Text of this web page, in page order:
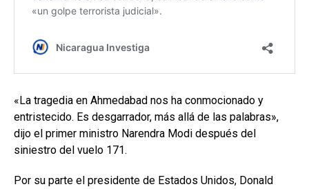
«La tragedia en Ahmedabad nos ha conmocionado y
entristecido. Es desgarrador, más allá de las palabras»,
dijo el primer ministro Narendra Modi después del
siniestro del vuelo 171.
Por su parte el presidente de Estados Unidos, Donald